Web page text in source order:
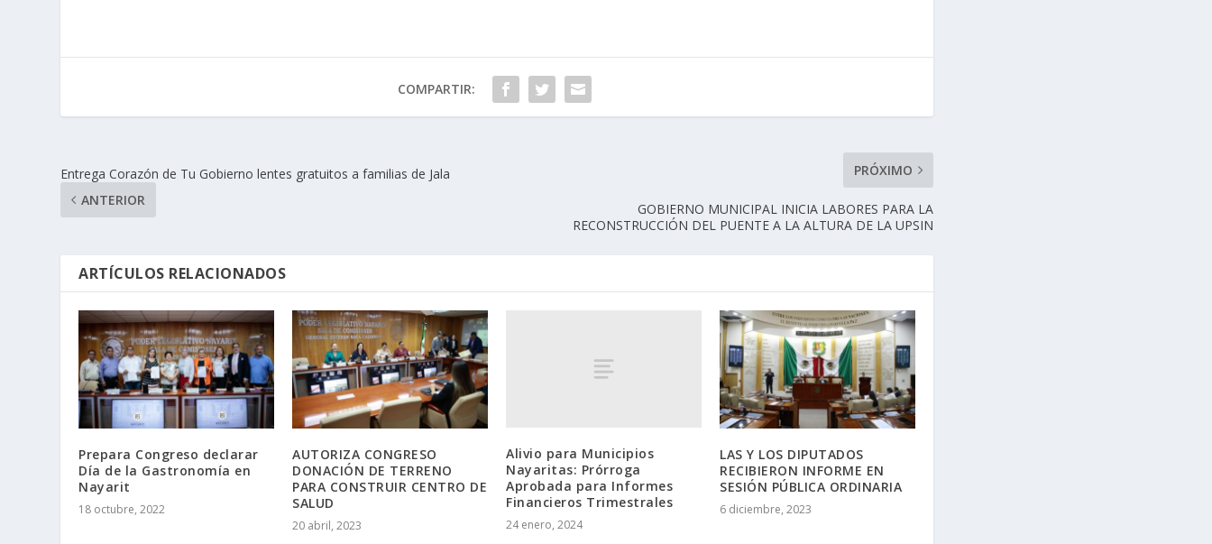
COMPARTIR:
Entrega Corazón de Tu Gobierno lentes gratuitos a familias de Jala
ANTERIOR
PRÓXIMO
GOBIERNO MUNICIPAL INICIA LABORES PARA LA
RECONSTRUCCIÓN DEL PUENTE A LA ALTURA DE LA UPSIN
ARTÍCULOS RELACIONADOS
Prepara Congreso declarar
Día de la Gastronomía en
Nayarit
18 octubre, 2022
AUTORIZA CONGRESO
DONACIÓN DE TERRENO
PARA CONSTRUIR CENTRO DE
SALUD
20 abril, 2023
Alivio para Municipios
Nayaritas: Prórroga
Aprobada para Informes
Financieros Trimestrales
24 enero, 2024
LAS Y LOS DIPUTADOS
RECIBIERON INFORME EN
SESIÓN PÚBLICA ORDINARIA
6 diciembre, 2023